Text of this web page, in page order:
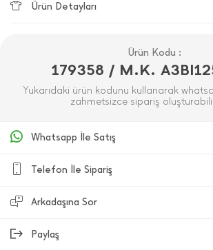
Ürün Detayları
Ürün Kodu :
179358 / M.K.
Yukarıdaki ürün kodunu kullanarak
zahmetsizce sipariş
Whatsapp İle Satış
Telefon İle Sipariş
Arkadaşına Sor
Paylaş